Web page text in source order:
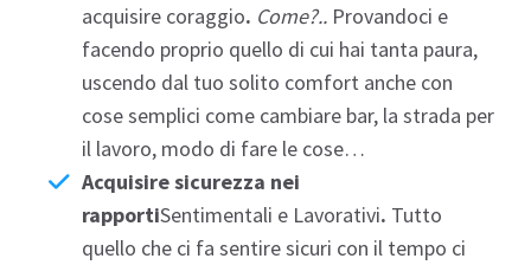
acquisire coraggio. Come?.. Provandoci e
facendo proprio quello di cui hai tanta paura,
uscendo dal tuo solito comfort anche con
cose semplici come cambiare bar, la strada per
il lavoro, modo di fare le cose…
Acquisire sicurezza nei
rapportiSentimentali e Lavorativi. Tutto
quello che ci fa sentire sicuri con il tempo ci